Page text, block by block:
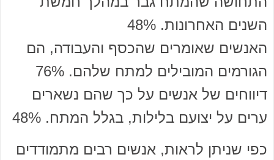
השנים האחרונות. 48%
האנשים שאומרים שהכסף והעבודה, הם
הגורמים המובילים למתח שלהם. 76%
דיווחים של אנשים על כך שהם נשארים
ערים על יצועם בלילות, בגלל המתח. 48%
כפי שניתן לראות, אנשים רבים מתמודדים